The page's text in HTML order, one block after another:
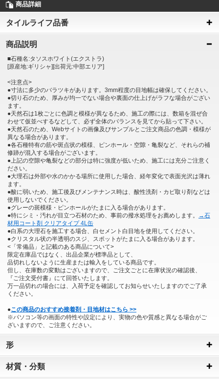
商品詳細
タイルライフ品番
商品説明
■石種名:タソスホワイト(エクストラ)
[原産地:ギリシャ][出荷元:中部エリア]
<注意点>
●寸法に多少のバラツキがあります。3mm程度の目地幅は確保してください。
●切り石のため、厚みが均一でない場合や裏面の仕上げがラフな場合がござい
ます。
●天然石は1枚ごとに色調と模様が異なるため、施工の際には、数箱を混ぜ合
わせて仮並べするなどして、必ず全体のバランスを見てから貼って下さい。
●天然石のため、Webサイトの画像及びサンプルとご注文商品の色調・模様が
異なる場合があります。
●各石種特有の筋や斑点状の模様、ピンホール・空隙・亀裂など、それらの補
修跡が混入する場合がございます。
●上記の空隙や亀裂などの部分は特に強度が低いため、施工には充分ご注意く
ださい。
●大理石は外部や水のかかる場所に使用した場合、経年変化で表面光沢は薄れ
ます。
●酸に弱いため、施工後及びメンテナンス時は、酸性洗剤・カビ取り剤などは
使用しないでください。
●グレーの斑模様・ピンホールがたまに入る場合があります。
●特にシミ・汚れが目立つ石材のため、事前の撥水処理をお薦めします。
→石
材用コート剤 クリアタイプ 4L缶
●白系の大理石を施工する場合、白セメント白目地を使用してください。
●クリスタル状の半透明のスジ、スポットがたまに入る場合があります。
<「常備品」と記載のある商品について>
限定在庫品ではなく、出品企業が標準品として、
品切れしないように生産または輸入をしている商品です。
但し、在庫数の変動はございますので、ご注文ごとに在庫状況の確認後、
『ご注文受付書』にて回答いたします。
万一品切れの場合には、入荷予定を確認してお知らせいたしますのでご了承
ください。
●この商品のおすすめ接着剤・目地材はこちら >>
※パソコン等の画面の特性や設定により、実物の色や質感と異なる場合がご
ざいますので、ご注意ください。
形
材質・分類